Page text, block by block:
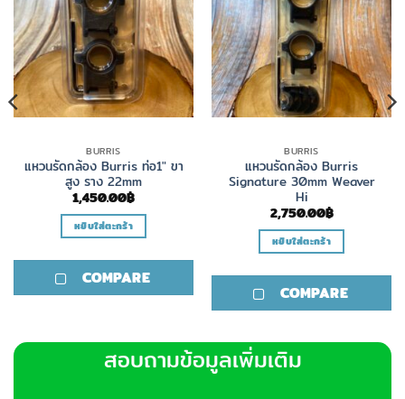
BURRIS
แหวนรัดกล้อง Burris ท่อ1″ ขา
สูง ราง 22mm
1,450.00฿
หยิบใส่ตะกร้า
COMPARE
BURRIS
แหวนรัดกล้อง Burris
Signature 30mm Weaver
Hi
2,750.00฿
หยิบใส่ตะกร้า
COMPARE
สอบถามข้อมูลเพิ่มเติม